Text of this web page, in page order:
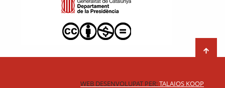
WEB DESENVOLUPAT PER:TALAIOS KOOP